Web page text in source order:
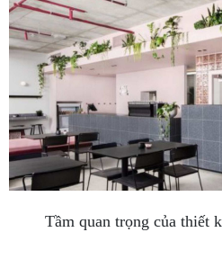
Tầm quan trọng của thiết